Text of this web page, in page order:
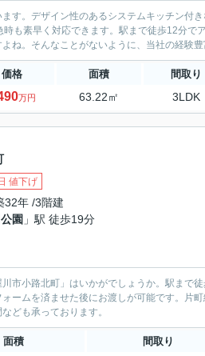
す。デザイン性のあるシステムキッチン付
も素早く対応できます。駅まで徒歩12分で
ね。そんなことがないように、当社の経験
価格 面積 間取り
万円 63.22㎡ 3LDK
値下げ
32年 /3階建
園 」駅 徒歩19分
市小路北町」はいかがでしょうか。駅まで
ームを済ませた後にお渡しが可能です。片
ども承っております。
面積 間取り